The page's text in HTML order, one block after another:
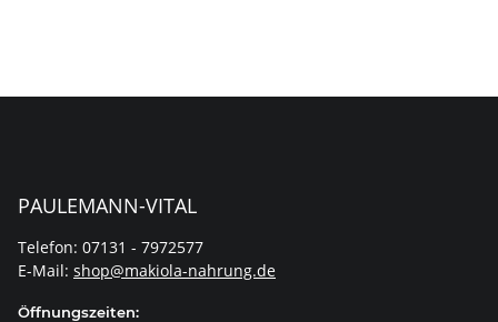
PAULEMANN-VITAL
Telefon: 07131 - 7972577
E-Mail: shop@makiola-nahrung.de
Öffnungszeiten: